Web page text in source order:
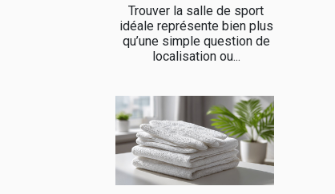
Trouver la salle de sport
idéale représente bien plus
qu’une simple question de
localisation ou...